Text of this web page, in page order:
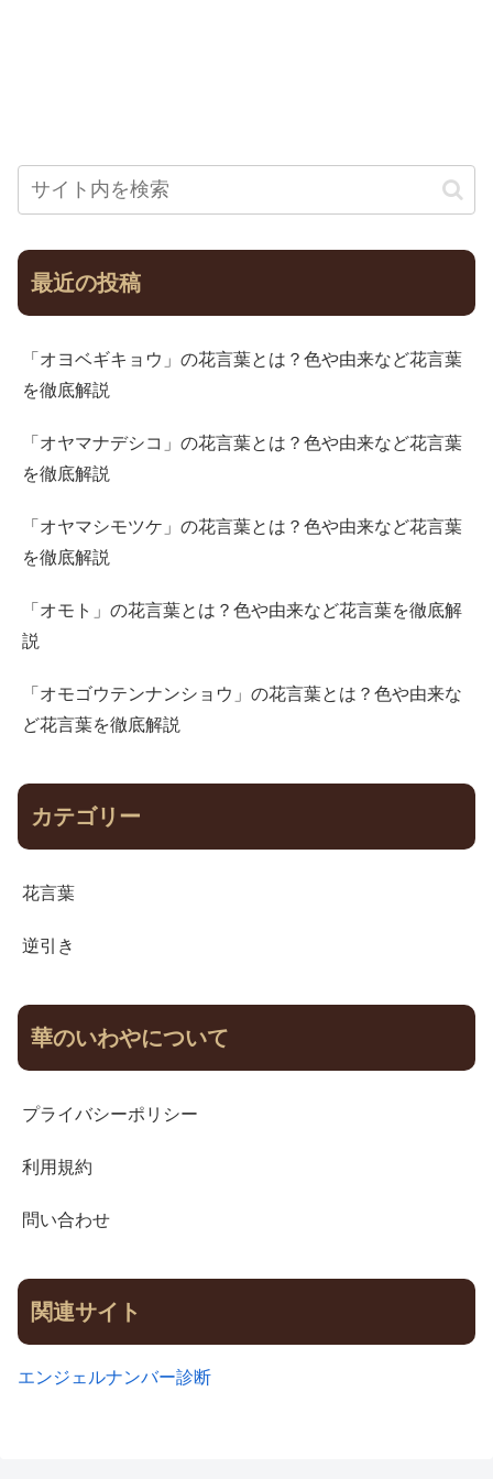
最近の投稿
「オヨベギキョウ」の花言葉とは？色や由来など花言葉
を徹底解説
「オヤマナデシコ」の花言葉とは？色や由来など花言葉
を徹底解説
「オヤマシモツケ」の花言葉とは？色や由来など花言葉
を徹底解説
「オモト」の花言葉とは？色や由来など花言葉を徹底解
説
「オモゴウテンナンショウ」の花言葉とは？色や由来な
ど花言葉を徹底解説
カテゴリー
花言葉
逆引き
華のいわやについて
プライバシーポリシー
利用規約
問い合わせ
関連サイト
エンジェルナンバー診断